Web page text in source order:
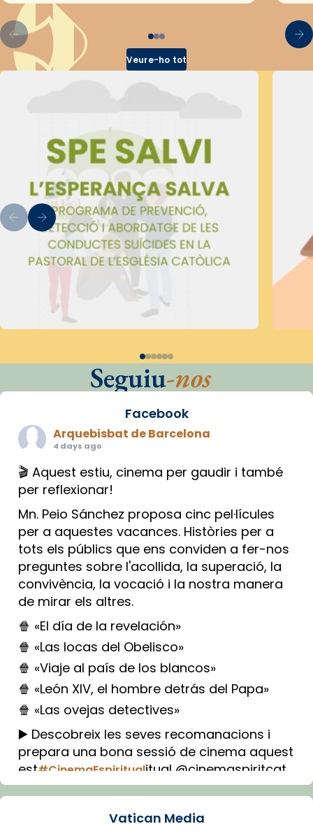
Veure-ho tot
Seguiu-nos
Facebook
Arquebisbat de Barcelona
4 days ago
🎬 Aquest estiu, cinema per gaudir i també
per reflexionar!
Mn. Peio Sánchez proposa cinc pel·lícules
per a aquestes vacances. Històries per a
tots els públics que ens conviden a fer-nos
preguntes sobre l'acollida, la superació, la
convivència, la vocació i la nostra manera
de mirar els altres.
🍿 «El día de la revelación»
🍿 «Las locas del Obelisco»
🍿 «Viaje al país de los blancos»
🍿 «León XIV, el hombre detrás del Papa»
🍿 «Las ovejas detectives»
▶️ Descobreix les seves recomanacions i
prepara una bona sessió de cinema aquest
est#CinemaEspiritualitual @cinemaspiritcat
Imatge: Generada amb IA (OpenAI)
Vatican Media